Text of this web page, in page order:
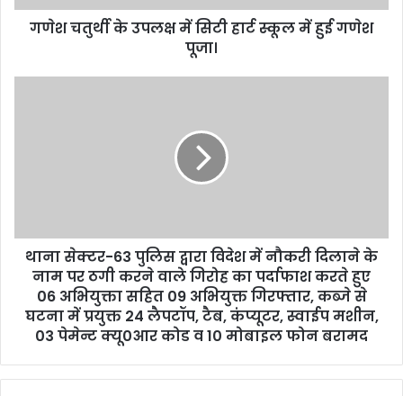
गणेश चतुर्थी के उपलक्ष में सिटी हार्ट स्कूल में हुई गणेश
पूजा।
थाना सेक्टर-63 पुलिस द्वारा विदेश में नौकरी दिलाने के
नाम पर ठगी करने वाले गिरोह का पर्दाफाश करते हुए
06 अभियुक्ता सहित 09 अभियुक्त गिरफ्तार, कब्जे से
घटना में प्रयुक्त 24 लैपटॉप, टैब, कंप्यूटर, स्वाईप मशीन,
03 पेमेन्ट क्यू0आर कोड व 10 मोबाइल फोन बरामद